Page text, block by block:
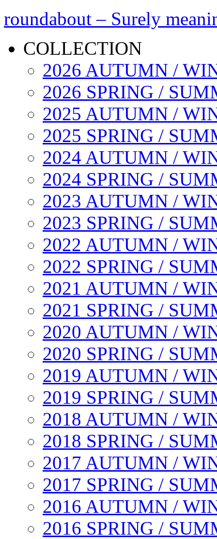
roundabout – Surely
COLLECTION
2026 AUTUMN /
2026 SPRING /
2025 AUTUMN /
2025 SPRING /
2024 AUTUMN /
2024 SPRING /
2023 AUTUMN /
2023 SPRING /
2022 AUTUMN /
2022 SPRING /
2021 AUTUMN /
2021 SPRING /
2020 AUTUMN /
2020 SPRING /
2019 AUTUMN /
2019 SPRING /
2018 AUTUMN /
2018 SPRING /
2017 AUTUMN /
2017 SPRING /
2016 AUTUMN /
2016 SPRING /